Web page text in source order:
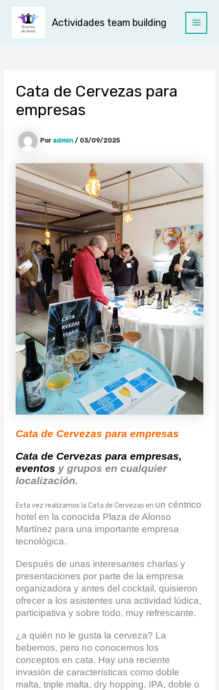
contenido
Actividades team building
Main
Cata de Cervezas para
empresas
Por admin / 03/09/2025
Cata de Cervezas para empresas
Cata de Cervezas para empresas,
eventos y grupos en cualquier
localización.
Esta vez realizamos la Cata de Cervezas en un céntrico
hotel en la conocida Plaza de Alonso
Martínez para una importante empresa
tecnológica.
Después de unas interesantes charlas y
presentaciones por parte de la empresa
organizadora y antes del cocktail, quisieron
ofrecer a los asistentes una actividad lúdica,
participativa y sobre todo, muy refrescante.
¿a quién no le gusta la cerveza? La
bebemos, pero no conocemos los
conceptos en cata. Hay una reciente
invasión de características como doble
malta, triple malta, dry hopping, IPA, doble o